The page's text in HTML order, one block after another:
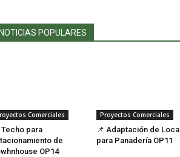
NOTICIAS POPULARES
Comerciales
Techo para
de
OP14
Proyectos Comerciales
📌 Adaptación de Local
para Panadería OP11